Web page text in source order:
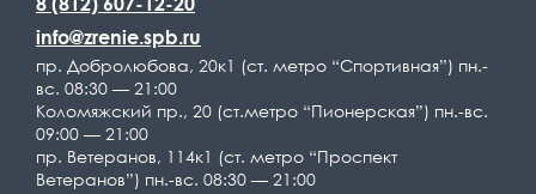
info@zrenie.spb.ru
пр. Добролюбова, 20к1 (ст. метро “Спортивная”) пн.-
вс. 08:30 — 21:00
Коломяжский пр., 20 (ст.метро “Пионерская”) пн.-вс.
09:00 — 21:00
пр. Ветеранов, 114к1 (ст. метро “Проспект
Ветеранов”) пн.-вс. 08:30 — 21:00